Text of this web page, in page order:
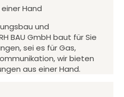
Hand
und
BAU GmbH baut für Sie
sei es für Gas,
wir bieten
aus einer Hand.